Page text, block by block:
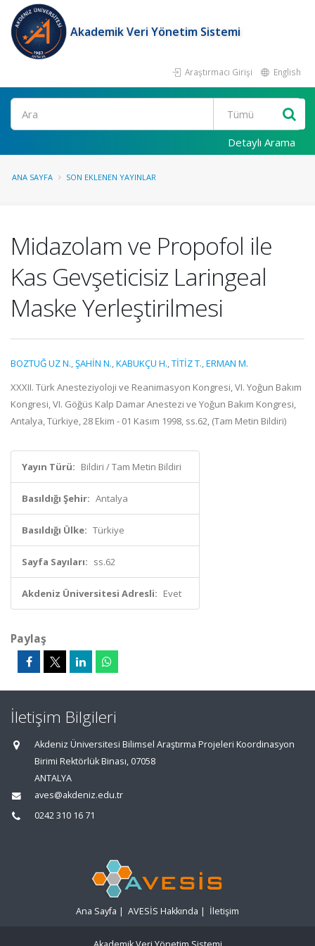
Akademik Veri Yönetim Sistemi
Araştırmacı Girişi English
Ara
Detaylı Arama
ANA SAYFA SON EKLENEN YAYINLAR
Midazolam ve Propofol ile
Kas Gevşeticisiz Laringeal
Maske Yerleştirilmesi
BOZTUĞ UZ N.,ŞAHİN N.,KABUKÇU H.,TİTİZ T.,ERMAN M.
XXXII. Türk Anesteziyoloji ve Reanimasyon Kongresi, VI. Yoğun Bakım
Kongresi, VI. Göğüs Kalp Damar Anestezi ve Yoğun Bakım Kongresi,
Antalya, Türkiye, 28 Ekim - 01 Kasım 1998, ss.62, (Tam Metin Bildiri)
Yayın Türü: Bildiri / Tam Metin Bildiri
Basıldığı Şehir: Antalya
Basıldığı Ülke: Türkiye
Sayfa Sayıları: ss.62
Akdeniz Üniversitesi Adresli: Evet
Paylaş
İletişim Bilgileri
Akdeniz Üniversitesi Bilimsel Araştırma Projeleri Koordinasyon
Birimi Rektörlük Binası, 07058
ANTALYA
aves@akdeniz.edu.tr
0242 310 16 71
Ana Sayfa | AVESİS Hakkında | İletişim